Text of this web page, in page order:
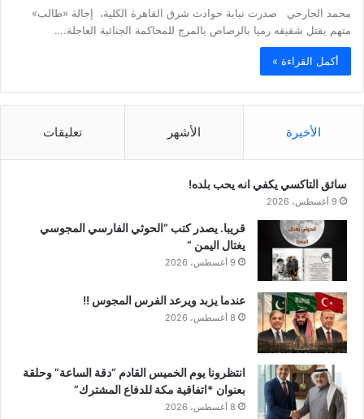
محمد الجارحي صدرت نيابة حوادث شرق القاهرة الكلية، إجالة «طالب»
متهم بقتل شقيقه رميا بالرصاص بالمرج للمحاكمة الجنائية العاجلة.…
أكمل القراءة »
الأخيرة الأشهر تعليقات
سائق التاكسي يكفي انه يحب بلده!
9 أغسطس، 2026
قريبا. يصدر كتب “الحوثي الفارسي المجوسي
يغتال اليمن “
9 أغسطس، 2026
عندما يزبد ويرعد الفرس المجوس !!
8 أغسطس، 2026
انتظرونا يوم الخميس القادم “دقة الساعة” وحلقة
بعنوان *اتفاقية مكة للدفاع المشترك”
8 أغسطس، 2026